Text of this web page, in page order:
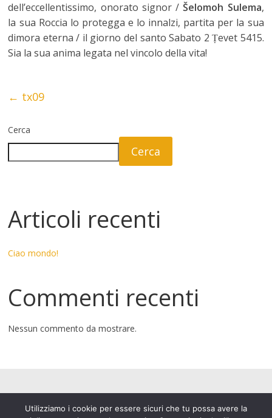
dell’eccellentissimo, onorato signor /Šelomoh Sulema,
la sua Roccia lo protegga e lo innalzi, partita per la sua
dimora eterna / il giorno del santo Sabato 2 Ṭevet 5415.
Sia la sua anima legata nel vincolo della vita!
← tx09
Cerca
Cerca
Articoli recenti
Ciao mondo!
Commenti recenti
Nessun commento da mostrare.
Utilizziamo i cookie per essere sicuri che tu possa avere la